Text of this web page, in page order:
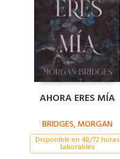
AHORA ERES MÍA
BRIDGES, MORGAN
Disponible en 48/72 horas
laborables